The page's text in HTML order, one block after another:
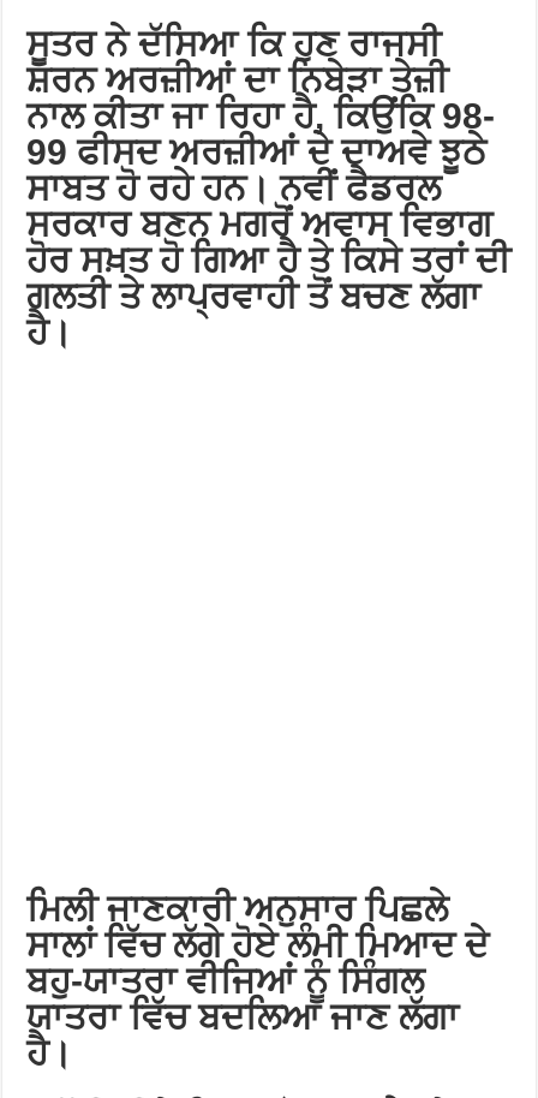
ਸੂਤਰ ਨੇ ਦੱਸਿਆ ਕਿ ਹੁਣ ਰਾਜਸੀ
ਸ਼ਰਨ ਅਰਜ਼ੀਆਂ ਦਾ ਨਿਬੇੜਾ ਤੇਜ਼ੀ
ਨਾਲ ਕੀਤਾ ਜਾ ਰਿਹਾ ਹੈ, ਕਿਉਂਕਿ 98-
99 ਫੀਸਦ ਅਰਜ਼ੀਆਂ ਦੇ ਦਾਅਵੇ ਝੂਠੇ
ਸਾਬਤ ਹੋ ਰਹੇ ਹਨ। ਨਵੀਂ ਫੈਡਰਲ
ਸਰਕਾਰ ਬਣਨ ਮਗਰੋਂ ਅਵਾਸ ਵਿਭਾਗ
ਹੋਰ ਸਖ਼ਤ ਹੋ ਗਿਆ ਹੈ ਤੇ ਕਿਸੇ ਤਰਾਂ ਦੀ
ਗਲਤੀ ਤੇ ਲਾਪ੍ਰਵਾਹੀ ਤੋਂ ਬਚਣ ਲੱਗਾ
ਹੈ।
ਮਿਲੀ ਜਾਣਕਾਰੀ ਅਨੁਸਾਰ ਪਿਛਲੇ
ਸਾਲਾਂ ਵਿੱਚ ਲੱਗੇ ਹੋਏ ਲੰਮੀ ਮਿਆਦ ਦੇ
ਬਹੁ-ਯਾਤਰਾ ਵੀਜਿਆਂ ਨੂੰ ਸਿੰਗਲ
ਯਾਤਰਾ ਵਿੱਚ ਬਦਲਿਆ ਜਾਣ ਲੱਗਾ
ਹੈ।